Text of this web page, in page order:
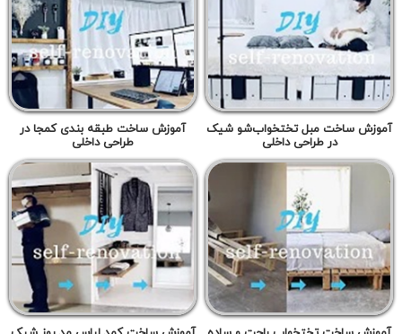
آموزش ساخت مبل تختخواب‌شو شیک
در طراحی داخلی
آموزش ساخت طبقه بندی کمجا در
طراحی داخلی